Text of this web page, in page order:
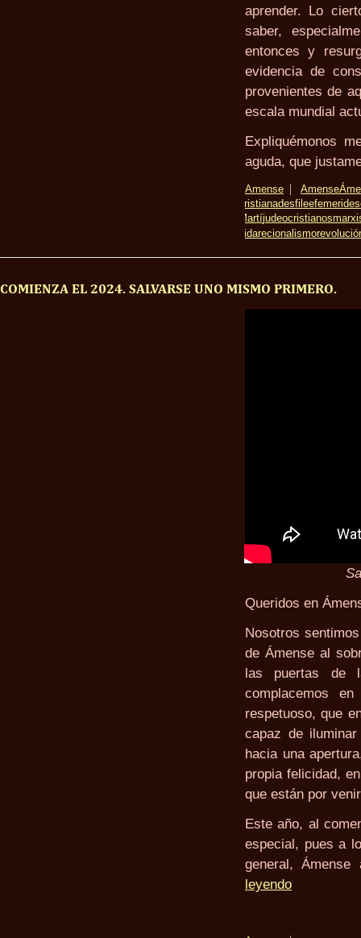
aprender. Lo
saber,
entonces y
evidencia de
provenientes de
escala mundial
Expliquémonos
aguda, que
Amense Amense
cristianadesfileefemerides
Martíjudeocristianos
vidarecionalismo
COMIENZA EL 2024. SALVARSE UNO MISMO PRIMERO.
Queridos en
Nosotros
de Ámense al
las puertas de
complacemos
respetuoso, que
capaz de
hacia una
propia felicidad,
que están por
Este año, al
especial, pues a
general,
leyendo